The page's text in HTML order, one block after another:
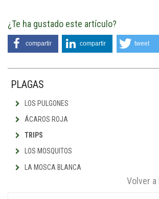
¿Te ha gustado este artículo?
compartir compartir tweet
PLAGAS
LOS PULGONES
ÁCAROS ROJA
TRIPS
LOS MOSQUITOS
LA MOSCA BLANCA
Volver a